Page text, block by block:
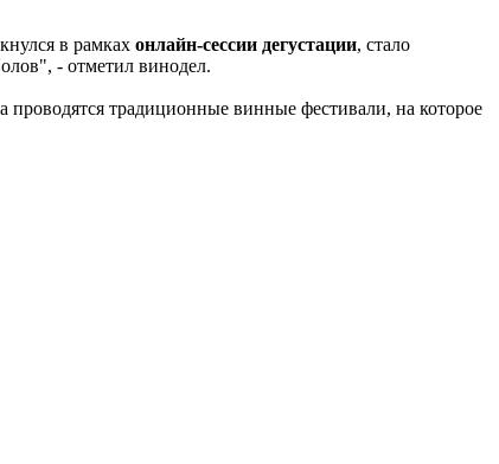
в рамках онлайн-сессии дегустации, стало
- отметил винодел.
проводятся традиционные винные фестивали, на которое